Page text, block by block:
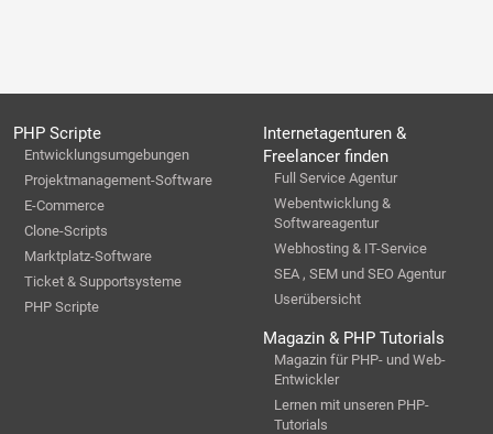
PHP Scripte
Entwicklungsumgebungen
Projektmanagement-Software
E-Commerce
Clone-Scripts
Marktplatz-Software
Ticket & Supportsysteme
PHP Scripte
Internetagenturen &
Freelancer finden
Full Service Agentur
Webentwicklung &
Softwareagentur
Webhosting & IT-Service
SEA , SEM und SEO Agentur
Userübersicht
Magazin & PHP Tutorials
Magazin für PHP- und Web-
Entwickler
Lernen mit unseren PHP-
Tutorials